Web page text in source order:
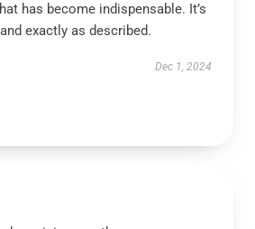
has become indispensable. It’s
exactly as described.
Dec 1, 2024